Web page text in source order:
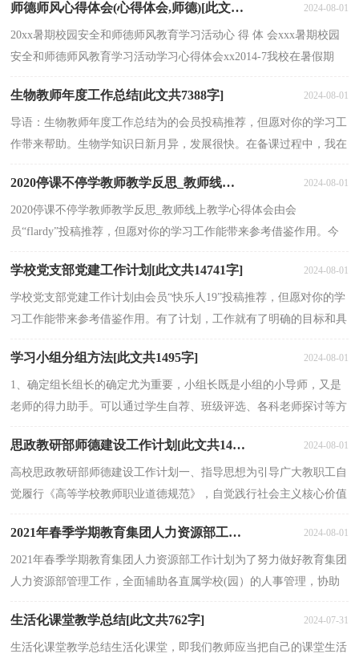
师德师风心得体会(心得体会,师德)[此文共6683字] 2024-08-01
20xx暑期校园安全和师德师风教育学习活动心 得 体 会xxx暑期校园
安全和师德师风教育学习活动学习心得体会xx2014-7我校在暑假期
生物教师年度工作总结[此文共7388字] 2024-08-01
导语：生物教师年度工作总结为的会员投稿推荐，但愿对你的学习工
作带来帮助。生物学知识日新月异，发展很快。在备课过程中，我在
2020停课不停学教师教学反思_教师线上教学心得体会[此文共6484字] 2024-08-01
2020停课不停学教师教学反思_教师线上教学心得体会由会
员“flardy”投稿推荐，但愿对你的学习工作能带来参考借鉴作用。今
学校党支部党建工作计划[此文共14741字] 2024-08-01
学校党支部党建工作计划由会员“快乐人19”投稿推荐，但愿对你的学
习工作能带来参考借鉴作用。有了计划，工作就有了明确的目标和具
学习小组分组方法[此文共1495字] 2024-08-01
1、确定组长组长的确定尤为重要，小组长既是小组的小导师，又是
老师的得力助手。可以通过学生自荐、班级评选、各科老师探讨等方
思政教研部师德建设工作计划[此文共1469字] 2024-08-01
高校思政教研部师德建设工作计划一、指导思想为引导广大教职工自
觉履行《高等学校教师职业道德规范》，自觉践行社会主义核心价值
2021年春季学期教育集团人力资源部工作计划[此文共848字] 2024-08-01
2021年春季学期教育集团人力资源部工作计划为了努力做好教育集团
人力资源部管理工作，全面辅助各直属学校(园）的人事管理，协助
生活化课堂教学总结[此文共762字] 2024-07-31
生活化课堂教学总结生活化课堂，即我们教师应当把自己的课堂生活